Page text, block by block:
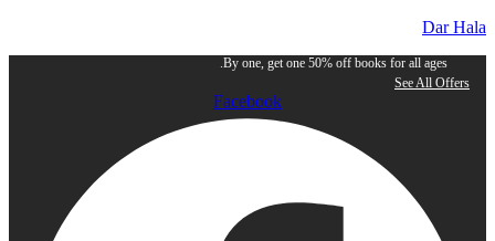
Dar Hala
By one, get one 50% off books for all ages.
See All Offers
Facebook